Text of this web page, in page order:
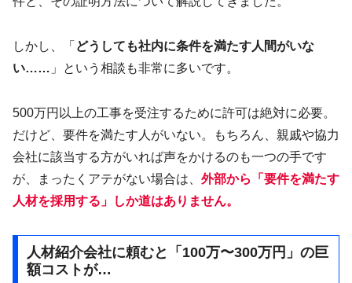
しかし、「 どうしても社内に条件を満たす人間がいな
い…… 」という相談も非常に多いです。
500万円以上の工事を受注するために許可は絶対に必要。
だけど、要件を満たす人がいない。もちろん、親戚や協力
会社に該当する方がいれば声をかけるのも一つの手です
が、まったくアテがない場合は、 外部から「要件を満たす
人材を採用する」しか道はありません。
人材紹介会社に頼むと「100万〜300万円」の巨
額コストが…